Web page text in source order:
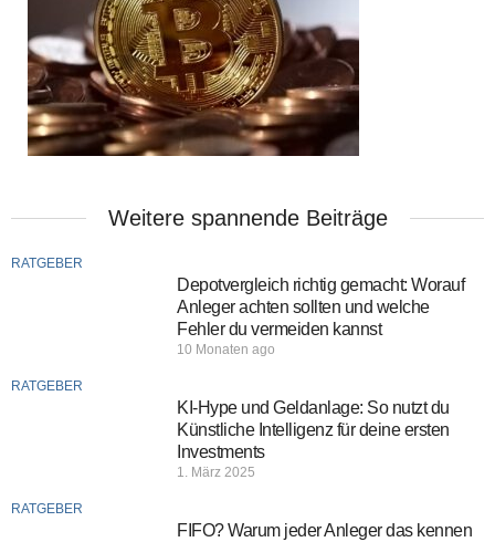
Weitere spannende Beiträge
RATGEBER
Depotvergleich richtig gemacht: Worauf
Anleger achten sollten und welche
Fehler du vermeiden kannst
10 Monaten ago
RATGEBER
KI-Hype und Geldanlage: So nutzt du
Künstliche Intelligenz für deine ersten
Investments
1. März 2025
RATGEBER
FIFO? Warum jeder Anleger das kennen